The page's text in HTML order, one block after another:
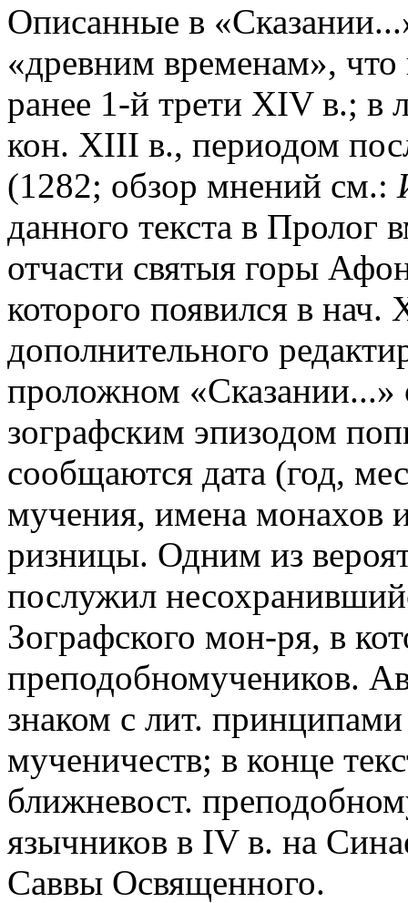
Описанные в
«древним временам», что
ранее 1-й трети XIV в.; в
кон. XIII в., периодом
(1282; обзор мнений см.:
данного текста в Пролог
отчасти святыя горы
которого появился в
дополнительного
проложном «Сказании...»
зографским эпизодом
сообщаются дата (год,
мучения, имена монахов
ризницы. Одним из
послужил
Зографского мон-ря, в
преподобномучеников.
знаком с лит.
мученичеств; в конце
ближневост.
язычников в IV в. на
Саввы Освященного.